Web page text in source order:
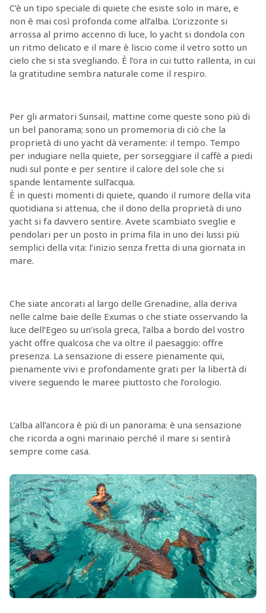
C’è un tipo speciale di quiete che esiste solo in mare, e
non è mai così profonda come all’alba. L’orizzonte si
arrossa al primo accenno di luce, lo yacht si dondola con
un ritmo delicato e il mare è liscio come il vetro sotto un
cielo che si sta svegliando. È l’ora in cui tutto rallenta, in cui
la gratitudine sembra naturale come il respiro.
Per gli armatori Sunsail, mattine come queste sono più di
un bel panorama; sono un promemoria di ciò che la
proprietà di uno yacht dà veramente: il tempo. Tempo
per indugiare nella quiete, per sorseggiare il caffè a piedi
nudi sul ponte e per sentire il calore del sole che si
spande lentamente sull’acqua.
È in questi momenti di quiete, quando il rumore della vita
quotidiana si attenua, che il dono della proprietà di uno
yacht si fa davvero sentire. Avete scambiato sveglie e
pendolari per un posto in prima fila in uno dei lussi più
semplici della vita: l’inizio senza fretta di una giornata in
mare.
Che siate ancorati al largo delle Grenadine, alla deriva
nelle calme baie delle Exumas o che stiate osservando la
luce dell’Egeo su un’isola greca, l’alba a bordo del vostro
yacht offre qualcosa che va oltre il paesaggio: offre
presenza. La sensazione di essere pienamente qui,
pienamente vivi e profondamente grati per la libertà di
vivere seguendo le maree piuttosto che l’orologio.
L’alba all’ancora è più di un panorama: è una sensazione
che ricorda a ogni marinaio perché il mare si sentirà
sempre come casa.